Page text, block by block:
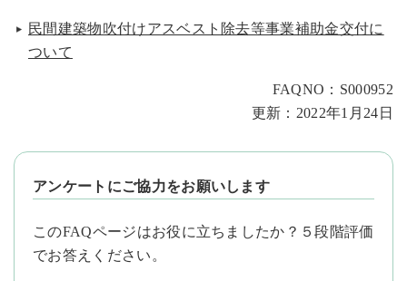
民間建築物吹付けアスベスト除去等事業補助金交付に
ついて
FAQNO：S000952
更新：2022年1月24日
アンケートにご協力をお願いします
このFAQページはお役に立ちましたか？５段階評価
でお答えください。